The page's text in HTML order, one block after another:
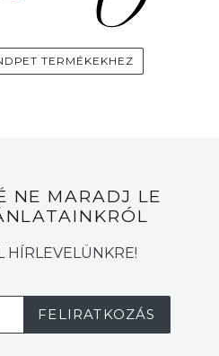
TERMÉKEKHEZ
NE MARADJ LE
HÍRLEVELÜNKRE!
FELIRATKOZÁS